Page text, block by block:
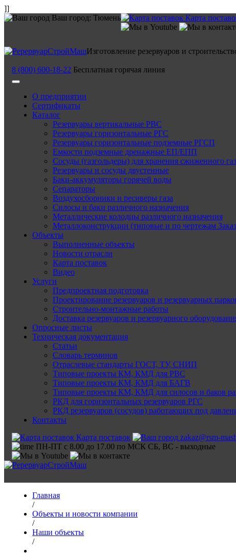
]]
Ваш город: Тюмень Карта
Изготовление резервуаров и
8 (800) 600-18-22 Бесплатная горячая линия
О предприятии
Сертификаты
Каталог
Резервуары вертикальные РВС
Резервуары горизонтальные РГС
Резервуары горизонтальные подземные РГСП
Емкости подземные дренажные ЕП/ЕПП
Сосуды (газгольдеры) для хранения сжиженного
Резервуары и сосуды двустенные
Баки-аккумуляторы горячей воды
Сепараторы
Воздухосборники и ресиверы газа
Силосы и баки различного назначения
Металлические колодцы различного назначения
Металлоконструкции (типовые и по чертежам
Объекты
Выполненные объекты
Новости отрасли
Карта поставок
Видео
Услуги
Предпроектная подготовка
Проектирование резервуаров и резервуарных
Строительно-монтажные работы
Доставка резервуаров и резервуарного
Опросные листы
Техническая документация
Статьи
Словарь терминов
Отраслевые стандарты ГОСТ, ТУ, СНИП
Типовые проекты КМ, КМД для РВС
Типовые проекты КМ, КМД для БАГВ
Типовые проекты КМ, КМД для силосов и баков
РКД для горизонтальных резервуаров РГС
РКД резервуаров (сосудов) работающих под
Контакты
Карта поставок
zakaz@rsm-
ПН-ПТ с 8.00 до 17.00 по МСК СБ, ВС - выходные
Главная
/
Объекты и новости компании
/
Наши объекты
/